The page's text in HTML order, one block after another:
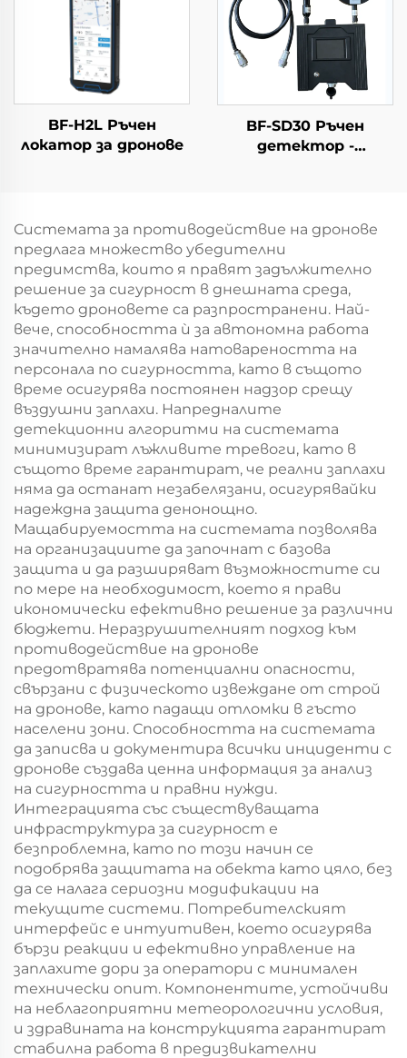
дестабилизатор RF,
ефективно
честотно
екраниране на
сигнали от БПЛА
BF-H2L Ръчен
локатор за дронове
BF-SD30 Ръчен
детектор -
Системата за противодействие на дронове
предлага множество убедителни
предимства, които я правят задължително
решение за сигурност в днешната среда,
където дроновете са разпространени. Най-
вече, способността ѝ за автономна работа
значително намалява натовареността на
персонала по сигурността, като в същото
време осигурява постоянен надзор срещу
въздушни заплахи. Напредналите
детекционни алгоритми на системата
минимизират лъжливите тревоги, като в
същото време гарантират, че реални заплахи
няма да останат незабелязани, осигурявайки
надеждна защита денонощно.
Мащабируемостта на системата позволява
на организациите да започнат с базова
защита и да разширяват възможностите си
по мере на необходимост, което я прави
икономически ефективно решение за различни
бюджети. Неразрушителният подход към
противодействие на дронове
предотвратява потенциални опасности,
свързани с физическото извеждане от строй
на дронове, като падащи отломки в гъсто
населени зони. Способността на системата
да записва и документира всички инциденти с
дронове създава ценна информация за анализ
на сигурността и правни нужди.
Интеграцията със съществуващата
инфраструктура за сигурност е
безпроблемна, като по този начин се
подобрява защитата на обекта като цяло, без
да се налага сериозни модификации на
текущите системи. Потребителският
интерфейс е интуитивен, което осигурява
бързи реакции и ефективно управление на
заплахите дори за оператори с минимален
технически опит. Компонентите, устойчиви
на неблагоприятни метеорологични условия,
и здравината на конструкцията гарантират
стабилна работа в предизвикателни